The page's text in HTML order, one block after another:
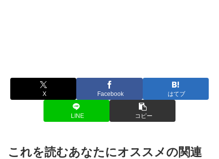
X Facebook はてブ
LINE コピー
これを読むあなたにオススメの関連